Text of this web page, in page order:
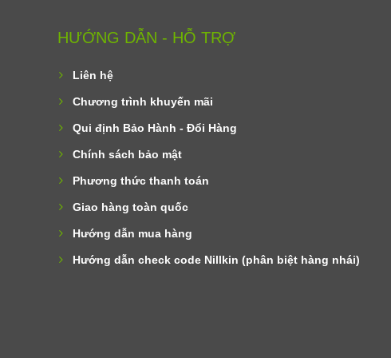
HƯỚNG DẪN - HỖ TRỢ
Liên hệ
Chương trình khuyến mãi
Qui định Bảo Hành - Đổi Hàng
Chính sách bảo mật
Phương thức thanh toán
Giao hàng toàn quốc
Hướng dẫn mua hàng
Hướng dẫn check code Nillkin (phân biệt hàng nhái)